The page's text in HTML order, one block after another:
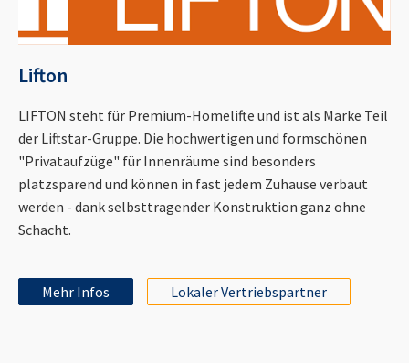
Lifton
LIFTON steht für Premium-Homelifte und ist als Marke Teil
der Liftstar-Gruppe. Die hochwertigen und formschönen
"Privataufzüge" für Innenräume sind besonders
platzsparend und können in fast jedem Zuhause verbaut
werden - dank selbsttragender Konstruktion ganz ohne
Schacht.
Mehr Infos Lokaler Vertriebspartner